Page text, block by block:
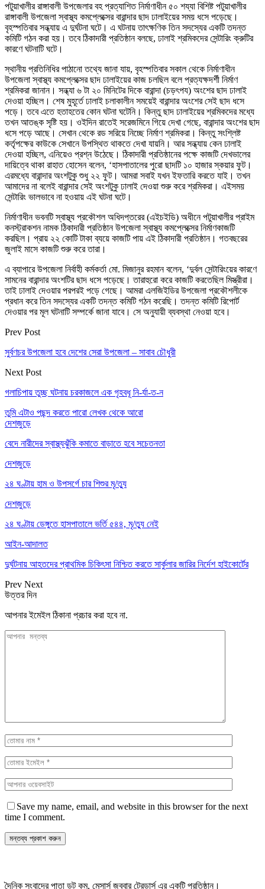
পটুয়াখালীর রাঙ্গাবালী উপজেলার বহ প্রত্যাশিত নির্মাণাধীন ৫০ শয্যা বিশিষ্ট পটুয়াখালীর
রাঙ্গাবালী উপজেলা স্বাস্থ্য কমপ্লেক্সের বারান্দার ছাদ ঢালাইয়ের সময় ধসে পড়েছে।
বৃহস্পতিবার সন্ধ্যায় এ দুর্ঘটনা ঘটে। এ ঘটনায় তাৎক্ষণিক তিন সদস্যের একটি তদন্ত
কমিটি গঠন করা হয়। তবে ঠিকাদারী প্রতিষ্ঠান বলছে, ঢালাই শ্রমিকদের সেন্টারিং ক্রুটির
কারণে ঘটনাটি ঘটে।
স্থানীয় প্রতিনিধির পাঠানো তথ্যে জানা যায়, বৃহস্পতিবার সকাল থেকে নির্মাণাধীন
উপজেলা স্বাস্থ্য কমপ্লেক্সের ছাদ ঢালাইয়ের কাজ চলছিল বলে প্রত্যক্ষদর্শী নির্মাণ
শ্রমিকরা জানান। সন্ধ্যা ৬ টা ২০ মিনিটের দিকে বারান্দা (চড়ৎপয) অংশের ছাদ ঢালাই
দেওয়া হচ্ছিল। শেষ মুহূর্তে ঢালাই চলাকালীন সময়েই বারান্দার অংশের সেই ছাদ ধসে
পড়ে। তবে এতে হতাহতের কোন ঘটনা ঘটেনি। কিন্তু ছাদ ঢালাইয়ের শ্রমিকদের মধ্যে
তখন আতঙ্ক সৃষ্টি হয়। ওইদিন রাতেই সরেজমিনে গিয়ে দেখা গেছে, বারান্দার অংশের ছাদ
ধসে পড়ে আছে। সেখান থেকে রড সরিয়ে নিচ্ছে নির্মাণ শ্রমিকরা। কিন্তু সংশ্লিষ্ট
কর্তৃপক্ষের কাউকে সেখানে উপস্থিত থাকতে দেখা যায়নি। আর সন্ধ্যায় কেন ঢালাই
দেওয়া হচ্ছিল, এনিয়েও প্রশ্ন উঠেছে। ঠিকাদারী প্রতিষ্ঠানের পক্ষে কাজটি দেখভালের
দায়িত্বে থাকা রাহাত হোসেন বলেন, ‘হাসপাতালের পুরো ছাদটি ১০ হাজার স্কয়ার ফুট।
এরমধ্যে বারান্দার অংশটুকু শুধু ২২ ফুট। আমরা সবাই যখন ইফতারি করতে যাই। তখন
আমাদের না বলেই বারান্দার সেই অংশটুকু ঢালাই দেওয়া শুরু করে শ্রমিকরা। এইসময়
সেন্টারিং ভালভাবে না হওয়ায় এই ঘটনা ঘটে।
নির্মাণাধীন ভবনটি স্বাস্থ্য প্রকৌশল অধিদপ্তরের (এইচইডি) অধীনে পটুয়াখালীর প্রাইম
কনস্ট্রাকশন নামক ঠিকাদারী প্রতিষ্ঠান উপজেলা স্বাস্থ্য কমপ্লেক্সের নির্মাণকাজটি
করছিল। প্রায় ২২ কোটি টাকা ব্যয়ে কাজটি পায় এই ঠিকাদারী প্রতিষ্ঠান। গতবছরের
জুলাই মাসে কাজটি শুরু করে তারা।
এ ব্যাপারে উপজেলা নির্বাহী কর্মকর্তা মো. মিজানুর রহমান বলেন, ‘দুর্বল সেন্টারিংয়ের কারণে
সামনের বারান্দার অংশটির ছাদ ধসে পড়েছে। তারাহুরো করে কাজটি করতেছিল মিস্ত্রীরা।
তাই ঢালাই দেওয়ার পরপরই পড়ে গেছে। আমরা এলজিইডির উপজেলা প্রকৌশলীকে
প্রধান করে তিন সদস্যের একটি তদন্ত কমিটি গঠন করেছি। তদন্ত কমিটি রিপোর্ট
দেওয়ার পর মূল ঘটনাটি সম্পর্কে জানা যাবে। সে অনুযায়ী ব্যবস্থা নেওয়া হবে।
Prev Post
সুর্বণচর উপজেলা হবে দেশের সেরা উপজেলা – সাবাব চৌধুরী
Next Post
গলাচিপায় তুচ্ছ ঘটনায় চরকাজলে এক গৃহবধূ নি-র্যা-ত-ন
তুমি এটাও পছন্দ করতে পারো লেখক থেকে আরো
দেশজুড়ে
বেদে নারীদের স্বাস্থ্যঝুঁকি কমাতে বাড়াতে হবে সচেতনতা
দেশজুড়ে
২৪ ঘণ্টায় হাম ও উপসর্গে চার শিশুর মৃ/ত্যু
দেশজুড়ে
২৪ ঘণ্টায় ডেঙ্গুতে হাসপাতালে ভর্তি ৫৪৪, মৃ/ত্যু নেই
আইন-আদালত
দুর্ঘটনায় আহতদের প্রাথমিক চিকিৎসা নিশ্চিত করতে সার্কুলার জারির নির্দেশ হাইকোর্টের
Prev Next
উত্তর দিন
আপনার ইমেইল ঠিকানা প্রচার করা হবে না.
Save my name, email, and website in this browser for the next
time I comment.
দৈনিক সংবাদের পাতা ডট কম, মেসার্স জববার ট্রেডার্স এর একটি প্রতিষ্ঠান।